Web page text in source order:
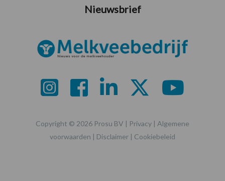
Nieuwsbrief
Copyright © 2026 Prosu BV | Privacy | Algemene
voorwaarden | Disclaimer | Cookiebeleid